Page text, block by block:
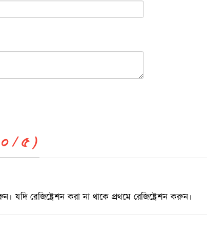
/ ৫ )
রেজিষ্ট্রেশন করা না থাকে প্রথমে রেজিষ্ট্রেশন করুন।